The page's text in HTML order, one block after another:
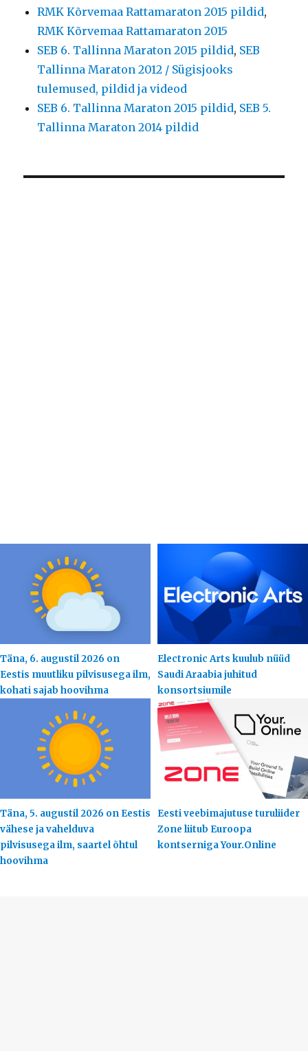
RMK Kõrvemaa Rattamaraton 2015 pildid,
RMK Kõrvemaa Rattamaraton 2015
SEB 6. Tallinna Maraton 2015 pildid, SEB
Tallinna Maraton 2012 / Sügisjooks
tulemused, pildid ja videod
SEB 6. Tallinna Maraton 2015 pildid, SEB 5.
Tallinna Maraton 2014 pildid
Täna, 6. augustil 2026 on
Eestis muutliku pilvisusega ilm,
kohati sajab hoovihma
Electronic Arts kuulub nüüd
Saudi Araabia juhitud
konsortsiumile
Täna, 5. augustil 2026 on Eestis
vähese ja vahelduva
pilvisusega ilm, saartel õhtul
hoovihma
Eesti veebimajutuse turuliider
Zone liitub Euroopa
kontserniga Your.Online